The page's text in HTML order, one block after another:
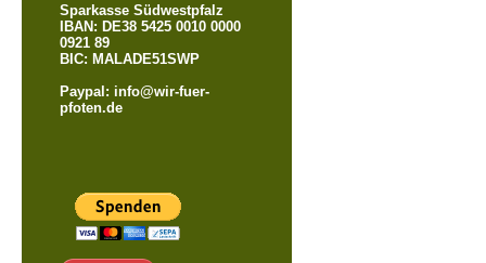
Sparkasse Südwestpfalz
IBAN: DE38 5425 0010 0000
0921 89
BIC: MALADE51SWP
Paypal: info@wir-fuer-
pfoten.de